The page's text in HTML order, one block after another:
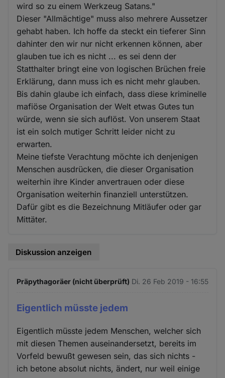
wird so zu einem Werkzeug Satans."
Dieser "Allmächtige" muss also mehrere Aussetzer
gehabt haben. Ich hoffe da steckt ein tieferer Sinn
dahinter den wir nur nicht erkennen können, aber
glauben tue ich es nicht ... es sei denn der
Statthalter bringt eine von logischen Brüchen freie
Erklärung, dann muss ich es nicht mehr glauben.
Bis dahin glaube ich einfach, dass diese kriminelle
mafiöse Organisation der Welt etwas Gutes tun
würde, wenn sie sich auflöst. Von unserem Staat
ist ein solch mutiger Schritt leider nicht zu
erwarten.
Meine tiefste Verachtung möchte ich denjenigen
Menschen ausdrücken, die dieser Organisation
weiterhin ihre Kinder anvertrauen oder diese
Organisation weiterhin finanziell unterstützen.
Dafür gibt es die Bezeichnung Mitläufer oder gar
Mittäter.
Diskussion anzeigen
Präpythagoräer (nicht überprüft) Di. 26 Feb 2019 - 16:55
Eigentlich müsste jedem
Eigentlich müsste jedem Menschen, welcher sich
mit diesen Themen auseinandersetzt, bereits im
Vorfeld bewußt gewesen sein, das sich nichts -
ich betone absolut nichts, ändert, nur weil einige